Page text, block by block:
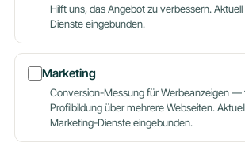
Alle Produkte
HILFE
Wissensdatenbank
Kontakt
Umzugsservice
089 620
24/7
Hilft uns, das Angebot zu verbessern.
Dienste eingebunden.
Marketing
Conversion-Messung für Werbeanzeigen —
Profilbildung über mehrere Webseiten.
Marketing-Dienste eingebunden.
Hallo! Fragen zum
Ruf uns an oder
Deine Nachricht
Nachricht senden